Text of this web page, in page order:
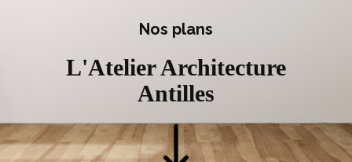
Nos plans
L'Atelier Architecture
Antilles